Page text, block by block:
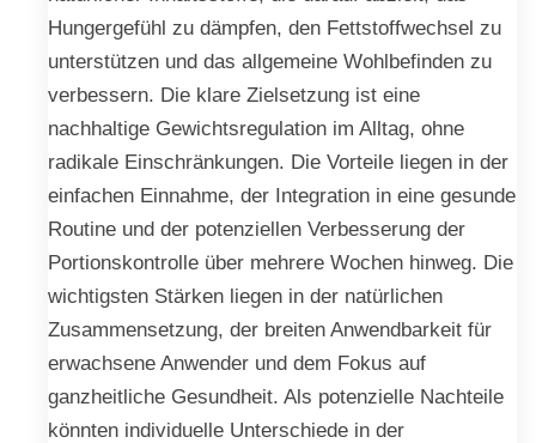
Hungergefühl zu dämpfen, den Fettstoffwechsel zu
unterstützen und das allgemeine Wohlbefinden zu
verbessern. Die klare Zielsetzung ist eine
nachhaltige Gewichtsregulation im Alltag, ohne
radikale Einschränkungen. Die Vorteile liegen in der
einfachen Einnahme, der Integration in eine gesunde
Routine und der potenziellen Verbesserung der
Portionskontrolle über mehrere Wochen hinweg. Die
wichtigsten Stärken liegen in der natürlichen
Zusammensetzung, der breiten Anwendbarkeit für
erwachsene Anwender und dem Fokus auf
ganzheitliche Gesundheit. Als potenzielle Nachteile
könnten individuelle Unterschiede in der